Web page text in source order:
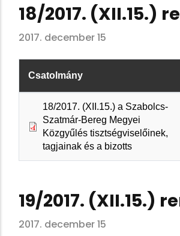
18/2017. (XII.15.)
2017. december 15
Csatolmány
18/2017. (XII.15.) a Szabolcs-
Szatmár-Bereg Megyei
Közgyűlés tisztségviselőinek,
tagjainak és a bizotts
19/2017. (XII.15.)
2017. december 15